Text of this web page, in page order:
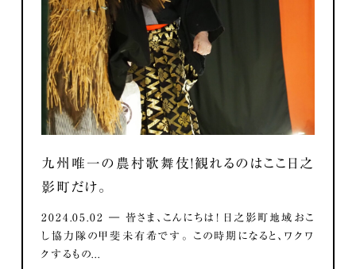
九州唯一の農村歌舞伎！観れるのはここ日之
影町だけ。
2024.05.02 ― 皆さま、こんにちは！ 日之影町地域おこ
し協力隊の甲斐未有希です。 この時期になると、ワクワ
クするもの...